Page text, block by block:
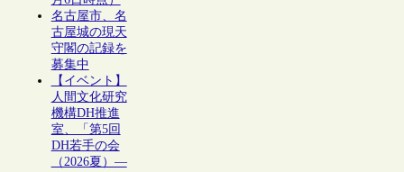
名古屋市、名
古屋城の現天
守閣の記録を
募集中
【イベント】
人間文化研究
機構DH推進
室、「第5回
DH若手の会
（2026夏）―